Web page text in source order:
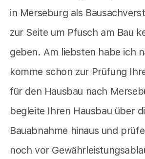
in Merseburg als
zur Seite um Pfusch am Bau
geben. Am liebsten habe ich
komme schon zur Prüfung
für den Hausbau nach
begleite Ihren Hausbau über
Bauabnahme hinaus und
noch vor